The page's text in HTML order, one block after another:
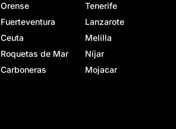
Orense
Tenerife
Fuerteventura
Lanzarote
Ceuta
Melilla
Roquetas de Mar
Níjar
Carboneras Mojacar